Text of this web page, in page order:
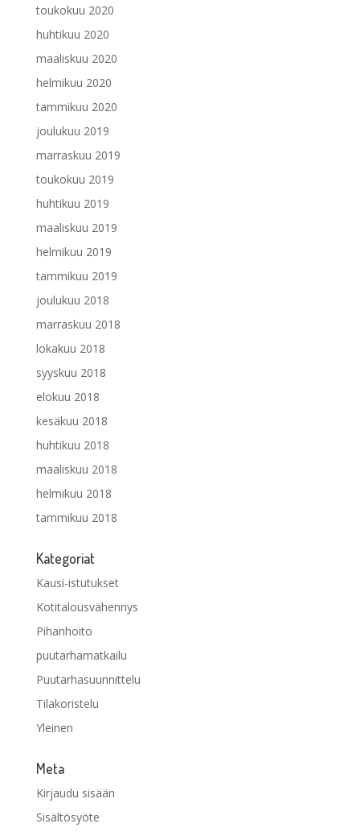
toukokuu 2020
huhtikuu 2020
maaliskuu 2020
helmikuu 2020
tammikuu 2020
joulukuu 2019
marraskuu 2019
toukokuu 2019
huhtikuu 2019
maaliskuu 2019
helmikuu 2019
tammikuu 2019
joulukuu 2018
marraskuu 2018
lokakuu 2018
syyskuu 2018
elokuu 2018
kesäkuu 2018
huhtikuu 2018
maaliskuu 2018
helmikuu 2018
tammikuu 2018
Kategoriat
Kausi-istutukset
Kotitalousvähennys
Pihanhoito
puutarhamatkailu
Puutarhasuunnittelu
Tilakoristelu
Yleinen
Meta
Kirjaudu sisään
Sisältösyöte